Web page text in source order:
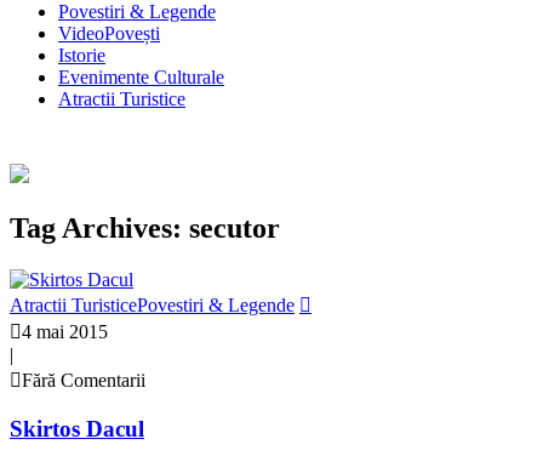
Povestiri & Legende
VideoPovești
Istorie
Evenimente Culturale
Atractii Turistice
Tag Archives: secutor
Atractii TuristicePovestiri & Legende
4 mai 2015
|
Fără Comentarii
Skirtos Dacul